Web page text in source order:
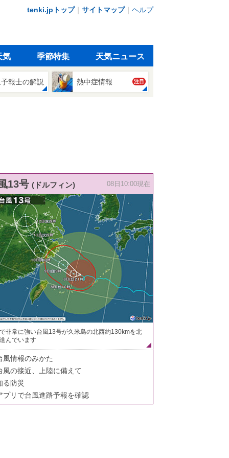
tenki.jpトップ｜ サイトマップ｜ ヘルプ
気 季節特集 天気ニュース
報士の解説 熱中症情報 注目
13号 (ドルフィン) 08日10:00現在
非常に強い台風13号が久米島の北西約130kmを北
んでいます
風情報のみかた
風の接近、上陸に備えて
る防災
プリで台風進路予報を確認